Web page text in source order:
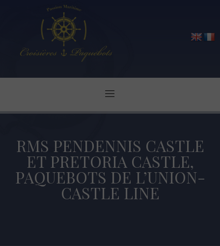
RMS PENDENNIS CASTLE
ET PRETORIA CASTLE,
PAQUEBOTS DE L’UNION-
CASTLE LINE